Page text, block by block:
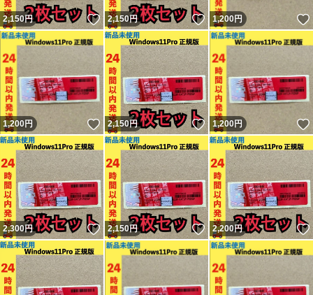
2,150円 いいね！
2,150円 いいね！
1,200円
1,200円 いいね！
2,150円 いいね！
1,200円
2,300円 いいね！
2,150円 いいね！
2,200円